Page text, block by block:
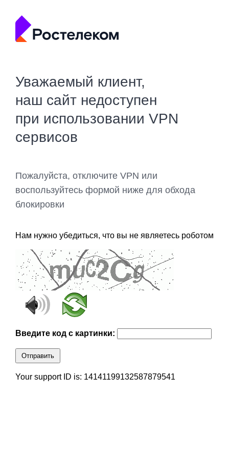
Уважаемый клиент,
наш сайт недоступен
при использовании VPN
сервисов
Пожалуйста, отключите VPN или
воспользуйтесь формой ниже для обхода
блокировки
Нам нужно убедиться, что вы не являетесь роботом
Введите код с картинки:
Отправить
Your support ID is: 14141199132587879541